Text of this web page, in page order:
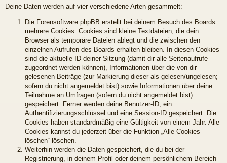
Deine Daten werden auf vier verschiedene Arten gesammelt:
Die Forensoftware phpBB erstellt bei deinem Besuch des Boards
mehrere Cookies. Cookies sind kleine Textdateien, die dein
Browser als temporäre Dateien ablegt und die zwischen den
einzelnen Aufrufen des Boards erhalten bleiben. In diesen Cookies
sind die aktuelle ID deiner Sitzung (damit dir alle Seitenaufrufe
zugeordnet werden können), Informationen über die von dir
gelesenen Beiträge (zur Markierung dieser als gelesen/ungelesen;
sofern du nicht angemeldet bist) sowie Informationen über deine
Teilnahme an Umfragen (sofern du nicht angemeldet bist)
gespeichert. Ferner werden deine Benutzer-ID, ein
Authentifizierungsschlüssel und eine Session-ID gespeichert. Die
Cookies haben standardmäßig eine Gültigkeit von einem Jahr. Alle
Cookies kannst du jederzeit über die Funktion „Alle Cookies
löschen“ löschen.
Weiterhin werden die Daten gespeichert, die du bei der
Registrierung, in deinem Profil oder deinem persönlichem Bereich